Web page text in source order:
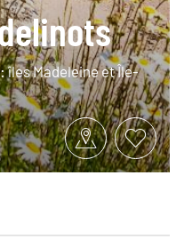
îles Madeleine et Île-